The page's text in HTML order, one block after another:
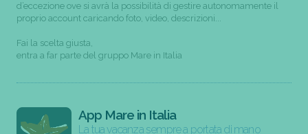
d’eccezione ove si avrà la possibilità di gestire autonomamente il
proprio account caricando foto, video, descrizioni...
Fai la scelta giusta,
entra a far parte del gruppo Mare in Italia
App Mare in Italia
La tua vacanza sempre a portata di mano